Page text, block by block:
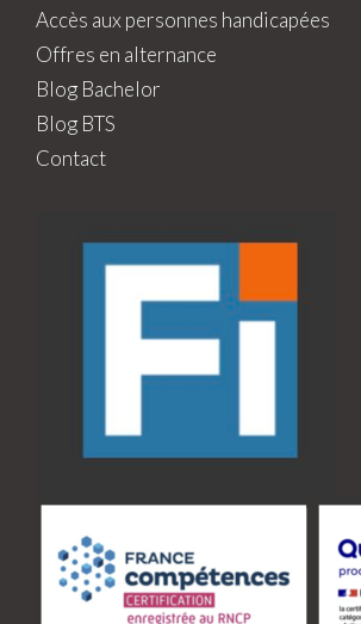
Accès aux personnes handicapées
Offres en alternance
Blog Bachelor
Blog BTS
Contact